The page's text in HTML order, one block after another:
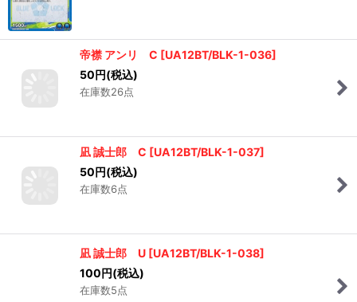
帝襟 アンリ C [UA12BT/BLK-1-036]
50円(税込)
在庫数26点
凪 誠士郎 C
50円(税込)
凪 誠士郎 U
100円(税込)